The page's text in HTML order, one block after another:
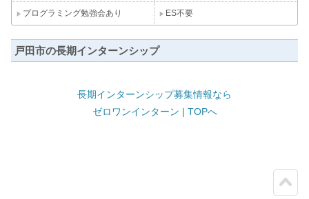
プログラミング勉強会あり ES不要
戸田市の長期インターンシップ
長期インターンシップ募集情報なら
ゼロワンインターン | TOPへ